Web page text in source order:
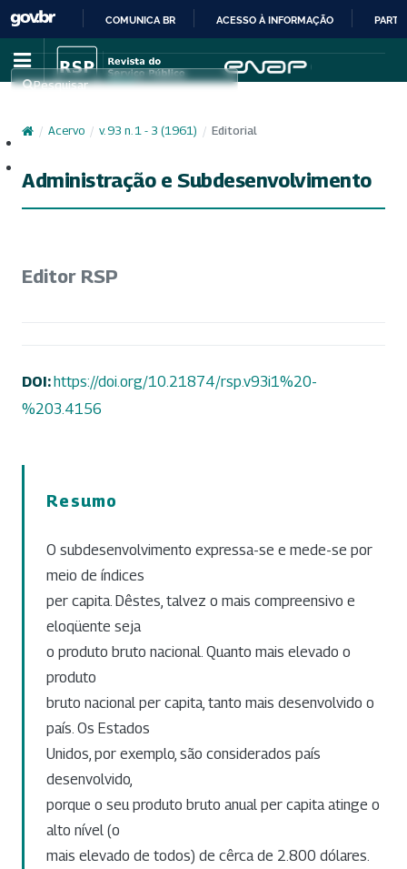
IR
PARA
CONTEÚDO
COMUNICA BR ACESSO À INFORMAÇÃO
Pesquisar
/ Acervo / v. 93 n. 1 - 3 (1961) / Editorial
Administração e Subdesenvolvimento
Editor RSP
DOI:https://doi.org/10.21874/rsp.v93i1%20-
%203.4156
Resumo
O subdesenvolvimento expressa-se e mede-se por
meio de índices
per capita. Dêstes, talvez o mais compreensivo e
eloqüente seja
o produto bruto nacional. Quanto mais elevado o
produto
bruto nacional per capita, tanto mais desenvolvido o
país. Os Estados
Unidos, por exemplo, são considerados país
desenvolvido,
porque o seu produto bruto anual per capita atinge o
alto nível (o
mais elevado de todos) de cêrca de 2.800 dólares.